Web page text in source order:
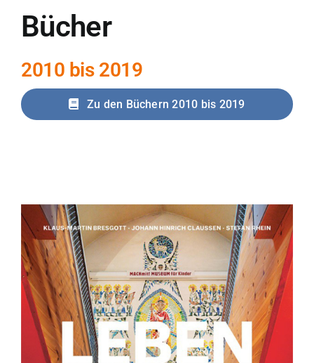
Bücher
2010 bis 2019
Zu den Büchern 2010 bis 2019